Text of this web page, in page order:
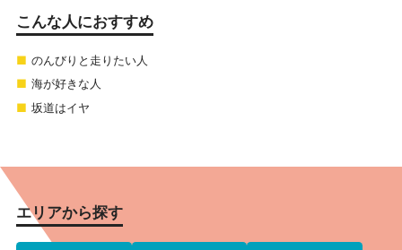
こんな人におすすめ
のんびりと走りたい人
海が好きな人
坂道はイヤ
エリアから探す